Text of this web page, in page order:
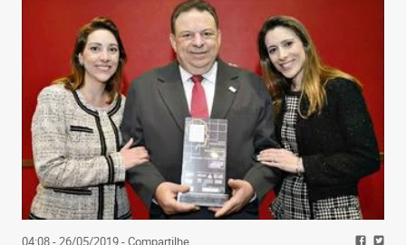
04:08 - 26/05/2019- Compartilhe